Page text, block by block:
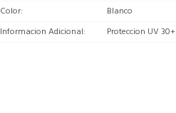
Color
Blanco
Informacion Adicional
Proteccion UV 30+